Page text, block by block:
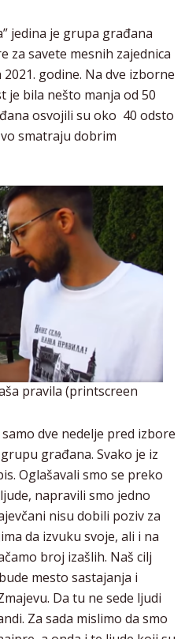
jedina je grupa građana
za savete mesnih zajednica
godine. Na dve izborne
je bila nešto manja od 50
osvojili su oko 40 odsto
smatraju dobrim
pravila (printscreen
dve nedelje pred izbore
građana. Svako je iz
Oglašavali smo se preko
napravili smo jedno
nisu dobili poziv za
da izvuku svoje, ali i na
broj izašlih. Naš cilj
mesto sastajanja i
Da tu ne sede ljudi
Za sada mislimo da smo